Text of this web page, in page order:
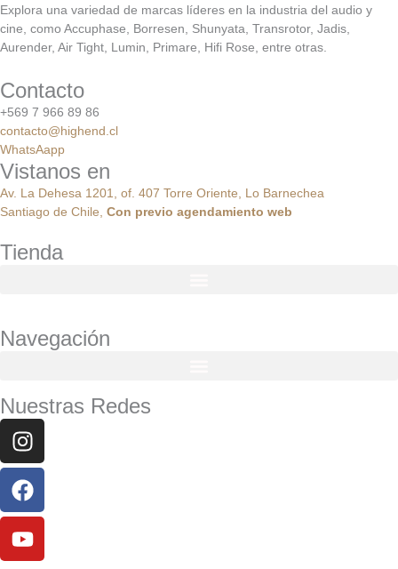
Explora una variedad de marcas líderes en la industria del audio y
cine, como Accuphase, Borresen, Shunyata, Transrotor, Jadis,
Aurender, Air Tight, Lumin, Primare, Hifi Rose, entre otras.
Contacto
+569 7 966 89 86
contacto@highend.cl
WhatsAapp
Vistanos en
Av. La Dehesa 1201, of. 407 Torre Oriente, Lo Barnechea
Santiago de Chile, Con previo agendamiento web
Tienda
Navegación
Nuestras Redes
Instagram
Facebook
Youtube